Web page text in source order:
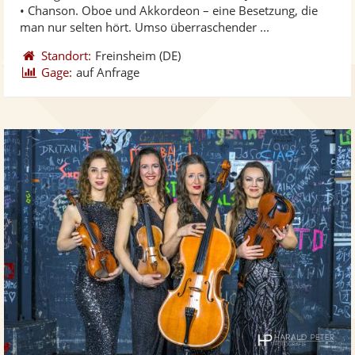
• Chanson. Oboe und Akkordeon – eine Besetzung, die
man nur selten hört. Umso überraschender ...
Standort: Freinsheim (DE)
Gage: auf Anfrage